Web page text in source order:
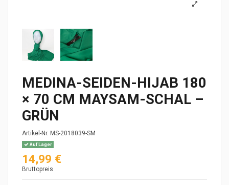
MEDINA-SEIDEN-HIJAB 180
× 70 CM MAYSAM-SCHAL –
GRÜN
Artikel-Nr. MS-2018039-SM
Auf Lager
14,99 €
Bruttopreis